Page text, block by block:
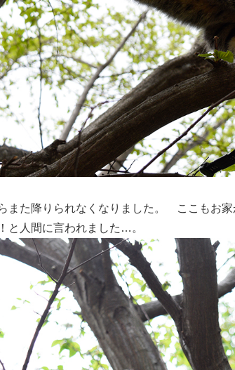
また降りられなくなりました。 ここもお
と人間に言われました…。